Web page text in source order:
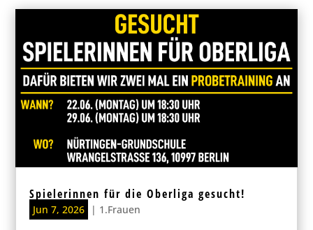
Spielerinnen für die Oberliga gesucht!
Jun 7, 2026 | 1.Frauen